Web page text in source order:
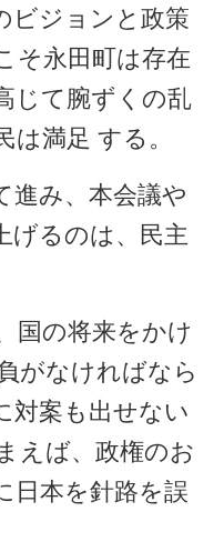
ビジョンと政策
そ永田町は存在
じて腕ずくの乱
は満足 する。
み、本会議や
げるのは、民主
国の将来をかけ
がなければなら
対案も出せない
えば、政権のお
日本を針路を誤